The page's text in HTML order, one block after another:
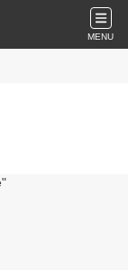
MENU